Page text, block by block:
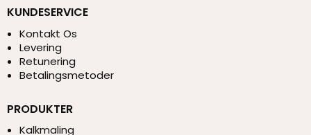
KUNDESERVICE
Kontakt Os
Levering
Retunering
Betalingsmetoder
PRODUKTER
Kalkmaling